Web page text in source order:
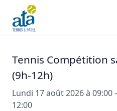
Tennis Compétition
(9h-12h)
Lundi 17 août 2026 à
12:00